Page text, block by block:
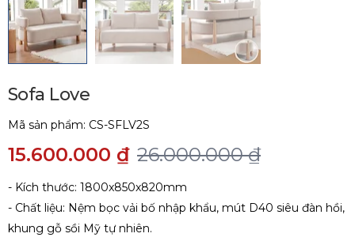
Sofa Love
Mã sản phẩm: CS-SFLV2S
15.600.000 ₫ 26.000.000 ₫
- Kích thước: 1800x850x820mm
- Chất liệu: Nệm bọc vải bố nhập khẩu, mút D40 siêu đàn hồi,
khung gỗ sồi Mỹ tự nhiên.